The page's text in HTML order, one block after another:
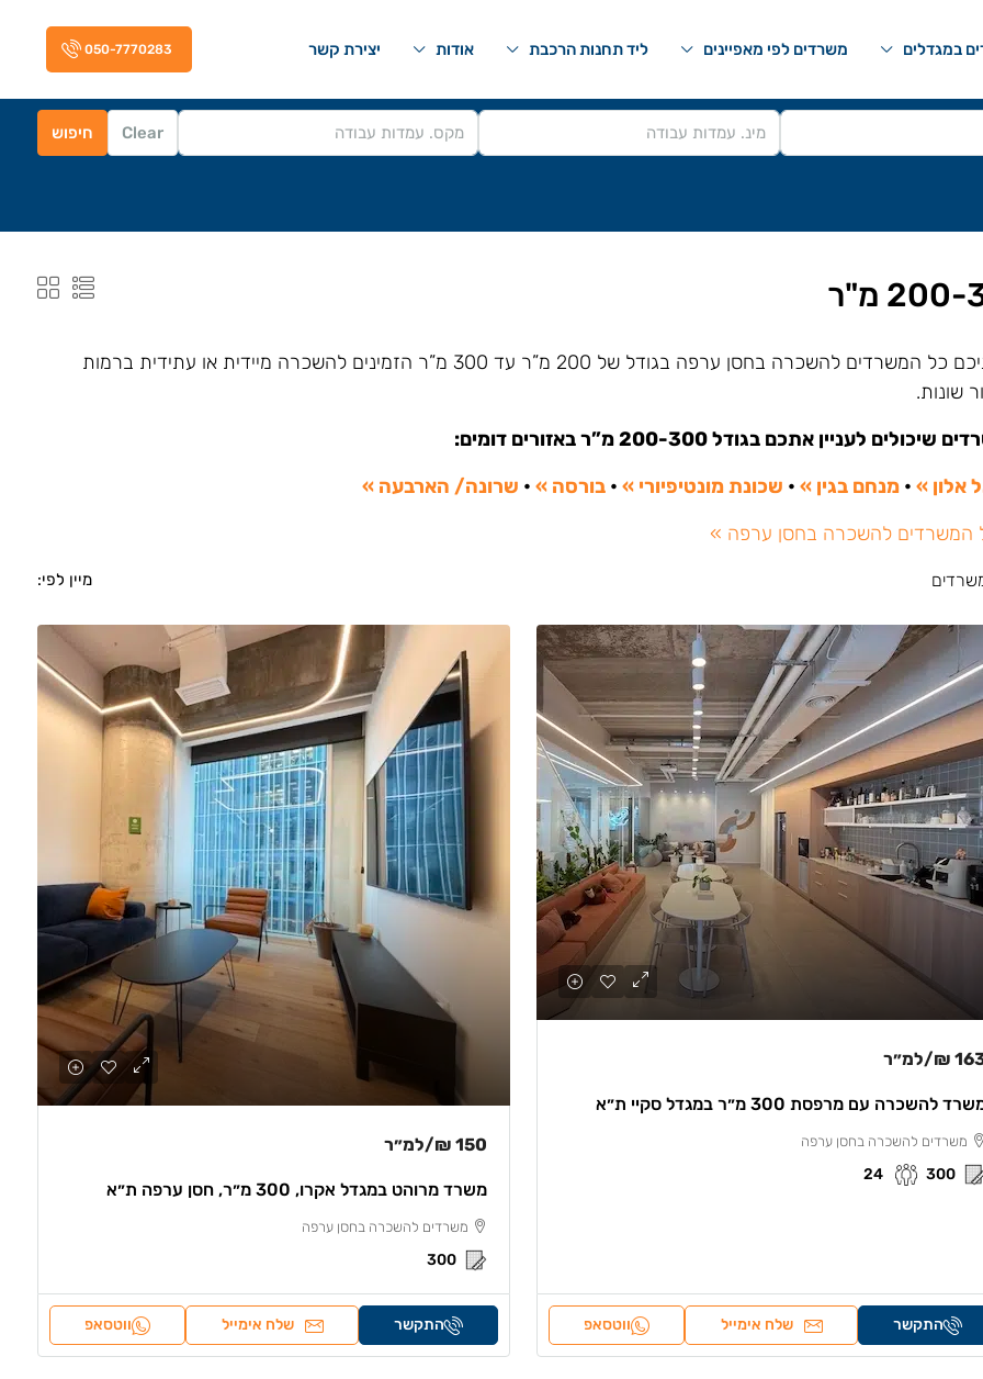
במגדלים משרדים לפי מאפיינים ליד תחנות הרכבת אודות יצירת קשר 050-7770283
Clear חיפוש
לפניכם כל המשרדים להשכרה בחסן ערפה בגודל של 200 מ”ר עד 300 מ”ר הזמינים להשכרה מיידית או עתידית ברמות
שונות.
שיכולים לעניין אתכם בגודל 200-300 מ”ר באזורים דומים:
אלון » • מנחם בגין » • שכונת מונטיפיורי » • בורסה » • שרונה/ הארבעה »
המשרדים להשכרה בחסן ערפה »
מיין לפי:
163 /למ״ר
להשכרה עם מרפסת 300 מ״ר במגדל סקיי ת״א
משרדים להשכרה בחסן ערפה
300
24
התקשר שלח אימייל ווטסאפ
150 ₪ /למ״ר
משרד מרוהט במגדל אקרו, 300 מ״ר, חסן ערפה ת״א
משרדים להשכרה בחסן ערפה
300
התקשר שלח אימייל ווטסאפ